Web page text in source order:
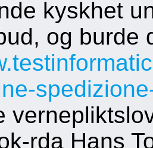
kyskhet
og burde
rda Hans